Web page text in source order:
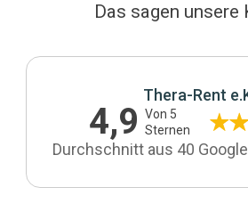
Das sagen unsere
Thera-Rent
4,9 Von 5
Sternen
Durchschnitt aus 40